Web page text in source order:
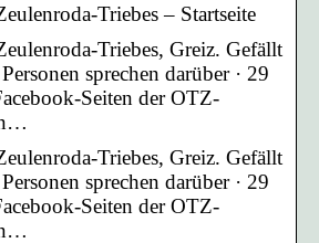
Triebes – Startseite
Triebes, Greiz. Gefällt
sprechen darüber · 29
Seiten der OTZ-
Triebes, Greiz. Gefällt
sprechen darüber · 29
Seiten der OTZ-